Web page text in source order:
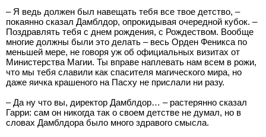
– Я ведь должен был навещать тебя все твое детство, –
покаянно сказал Дамблдор, опрокидывая очередной кубок. –
Поздравлять тебя с днем рождения, с Рождеством. Вообще
многие должны были это делать – весь Орден Феникса по
меньшей мере, не говоря уж об официальных визитах от
Министерства Магии. Ты вправе наплевать нам всем в рожи,
что мы тебя славили как спасителя магического мира, но
даже яичка крашеного на Пасху не прислали ни разу.
– Да ну что вы, директор Дамблдор… – растерянно сказал
Гарри: сам он никогда так о своем детстве не думал, но в
словах Дамблдора было много здравого смысла.